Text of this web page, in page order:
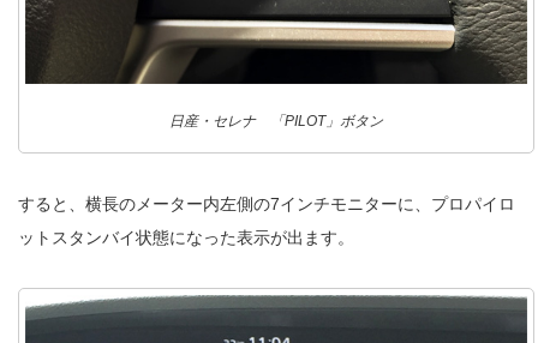
日産・セレナ 「PILOT」ボタン
すると、横長のメーター内左側の7インチモニターに、プロパイロ
ットスタンバイ状態になった表示が出ます。